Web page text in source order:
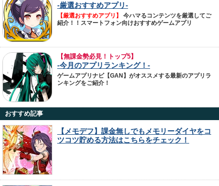
-厳選おすすめアプリ-
【厳選おすすめアプリ】
今ハマるコンテンツを厳選してご
紹介！！スマートフォン向けおすすめゲームアプリ
【無課金勢必見！トップ5】
-今月のアプリランキング！-
ゲームアプリナビ【GAN】がオススメする最新のアプリラ
ンキングをご紹介！
おすすめ記事
【メモデフ】課金無しでもメモリーダイヤをコ
ツコツ貯める方法はこちらをチェック！